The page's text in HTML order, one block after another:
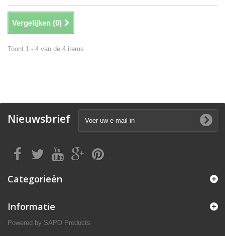
Vergelijken (0)
Toont 1 - 4 van de 4 items
Nieuwsbrief
Categorieën
Informatie
Powered by SAPO Products